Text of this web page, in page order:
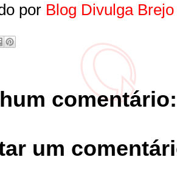
por Blog Divulga Brejo
comentário:
um